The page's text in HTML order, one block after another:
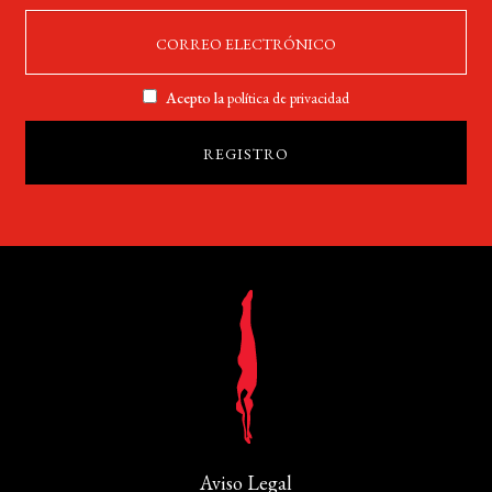
Acepto lapolítica de privacidad
Aviso Legal